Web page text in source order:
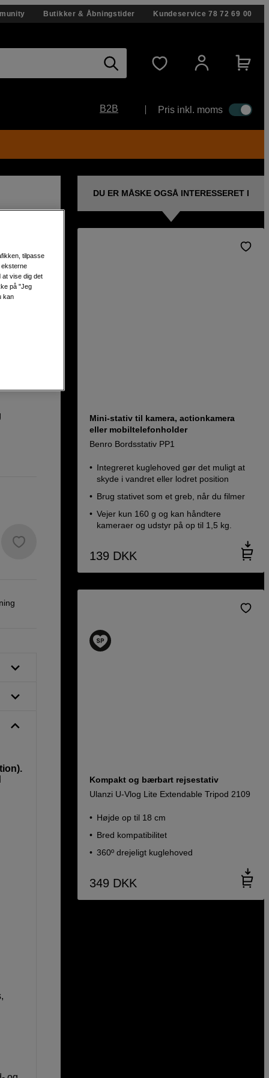
Butikker & Åbningstider Kundeservice 78 72 69 00
B2B Pris inkl. moms
DU ER MÅSKE OGSÅ INTERESSERET I
Mini-stativ til kamera, actionkamera
eller mobiltelefonholder
Benro Bordsstativ PP1
Integreret kuglehoved gør det muligt at
skyde i vandret eller lodret position
Brug stativet som et greb, når du filmer
Vejer kun 160 g og kan håndtere
kameraer og udstyr på op til 1,5 kg.
139 DKK
Kompakt og bærbart rejsestativ
Ulanzi U-Vlog Lite Extendable Tripod 2109
Højde op til 18 cm
Bred kompatibilitet
360º drejeligt kuglehoved
349 DKK
tilpasse
eksterne
at vise dig det
på "Jeg
kan